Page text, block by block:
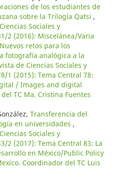
de los estudiantes de
sobre la Trilogía Qatsi ,
Sociales y
2 (2016): Miscelánea/Varia
Nuevos retos para los
fotografía analógica a la
de Ciencias Sociales y
1 (2015): Tema Central 78:
/ Images and digital
TC Ma. Cristina Fuentes
Transferencia del
en universidades ,
Sociales y
2 (2017): Tema Central 83: La
en México/Public Policy
Coordinador del TC Luis